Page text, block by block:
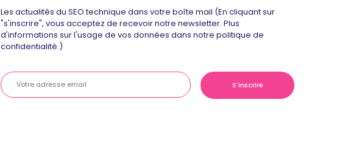
Les actualités du SEO technique dans votre boîte mail (En cliquant sur
"s'inscrire", vous acceptez de recevoir notre newsletter. Plus
d'informations sur l'usage de vos données dans notre politique de
confidentialité.)